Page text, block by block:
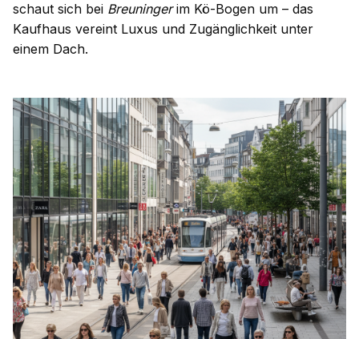
schaut sich bei Breuningerim Kö-Bogen um – das
Kaufhaus vereint Luxus und Zugänglichkeit unter
einem Dach.